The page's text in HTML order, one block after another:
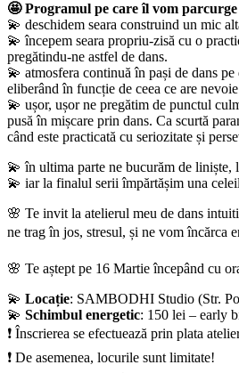
🤩 Programul pe care îl vom
💫 deschidem seara construind un mic
💫 începem seara propriu-zisă cu o
pregătindu-ne astfel de dans.
💫 atmosfera continuă în pași de dans
eliberând în funcție de ceea ce are
💫 ușor, ușor ne pregătim de punctul
pusă în mișcare prin dans. Ca scurtă
când este practicată cu seriozitate și
💫 în ultima parte ne bucurăm de liniște,
💫 iar la finalul serii împărtășim una
🌸 Te invit la atelierul meu de dans
ne trag în jos, stresul, și ne vom încărca
🌸 Te aștept pe 16 Martie începând cu
💫 Locație: SAMBODHI Studio (Str.
💫 Schimbul energetic: 150 lei – early
❗️ Înscrierea se efectuează prin plata
❗️ De asemenea, locurile sunt limitate!